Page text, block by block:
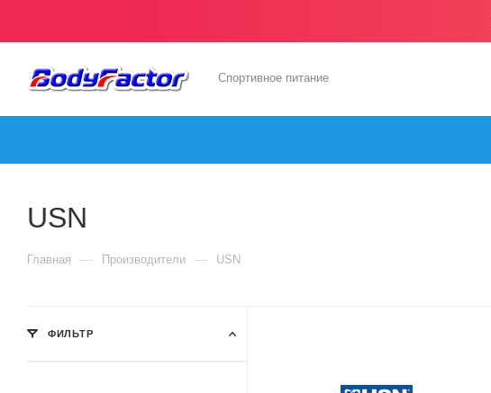
Спортивное питание
USN
Главная — Производители — USN
ФИЛЬТР